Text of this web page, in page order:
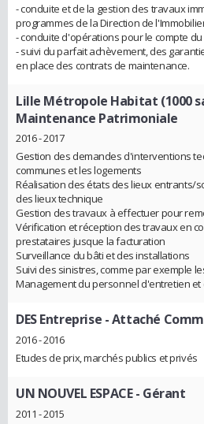
- conduite et de la gestion des travaux
programmes de la Direction de
- conduite d'opérations pour le compte
- suivi du parfait achèvement, des
en place des contrats de maintenance.
Lille Métropole Habitat (1000
Maintenance Patrimoniale
2016 - 2017
Gestion des demandes d'interventions
communes et les logements
Réalisation des états des lieux entrants/
des lieux technique
Gestion des travaux à effectuer pour
Vérification et réception des travaux en
prestataires jusque la facturation
Surveillance du bâti et des installations
Suivi des sinistres, comme par exemple
Management du personnel d'entretien et
DES Entreprise - Attaché
2016 - 2016
Etudes de prix, marchés publics et privés
UN NOUVEL ESPACE- Gérant
2011 - 2015